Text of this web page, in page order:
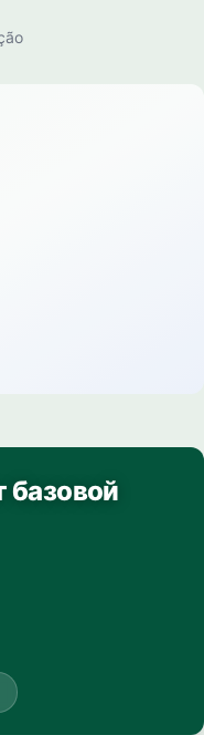
базовой